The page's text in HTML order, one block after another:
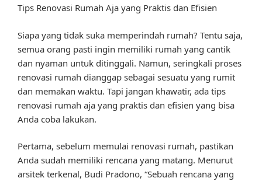
Tips Renovasi Rumah Aja yang Praktis dan Efisien
Siapa yang tidak suka memperindah rumah? Tentu saja,
semua orang pasti ingin memiliki rumah yang cantik
dan nyaman untuk ditinggali. Namun, seringkali proses
renovasi rumah dianggap sebagai sesuatu yang rumit
dan memakan waktu. Tapi jangan khawatir, ada tips
renovasi rumah aja yang praktis dan efisien yang bisa
Anda coba lakukan.
Pertama, sebelum memulai renovasi rumah, pastikan
Anda sudah memiliki rencana yang matang. Menurut
arsitek terkenal, Budi Pradono, “Sebuah rencana yang